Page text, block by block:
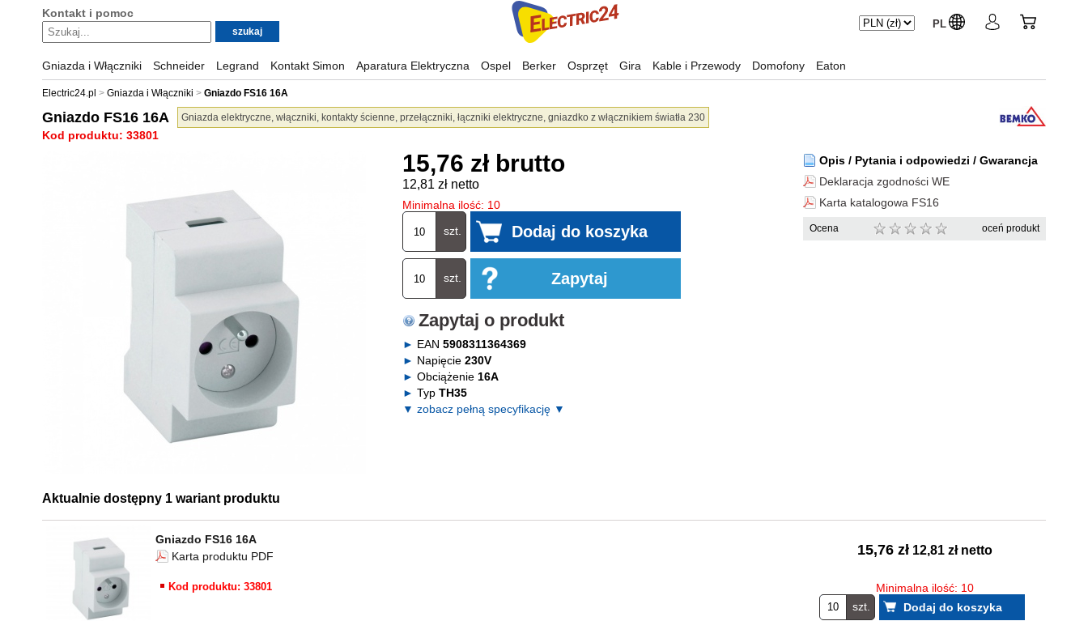
Kontakt i pomoc
PL
Gniazda i Włączniki Schneider Legrand Kontakt Simon Aparatura Elektryczna Ospel Berker Osprzęt Gira Kable i Przewody Domofony Eaton
Electric24.pl Gniazda i Włączniki Gniazdo FS16 16A
Gniazdo FS16 16A Gniazda elektryczne, włączniki, kontakty ścienne, przełączniki, łączniki elektryczne, gniazdko z włącznikiem światła 230
Kod produktu: 33801
15,76 zł brutto
12,81 zł netto
Minimalna ilość: 10
szt.
szt.
Zapytaj o produkt
EAN 5908311364369
Napięcie 230V
Obciążenie 16A
Typ TH35
▼ zobacz pełną specyfikację ▼
Opis / Pytania i odpowiedzi / Gwarancja
Deklaracja zgodności WE
Karta katalogowa FS16
Ocena oceń produkt
Aktualnie dostępny 1 wariant produktu
Gniazdo FS16 16A
Karta produktu PDF
Kod produktu: 33801
15,76 zł 12,81 zł netto
Minimalna ilość: 10
szt.